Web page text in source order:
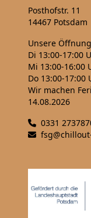
Posthofstr. 11
14467 Potsdam
Unsere
Di 13:00-17:00
Mi 13:00-16:00
Do 13:00-17:00
Wir machen
14.08.2026
0331